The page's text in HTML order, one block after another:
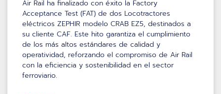
Air Rail ha finalizado con éxito la Factory
Acceptance Test (FAT) de dos Locotractores
eléctricos ZEPHIR modelo CRAB EZ5, destinados a
su cliente CAF. Este hito garantiza el cumplimiento
de los más altos estándares de calidad y
operatividad, reforzando el compromiso de Air Rail
con la eficiencia y sostenibilidad en el sector
ferroviario.